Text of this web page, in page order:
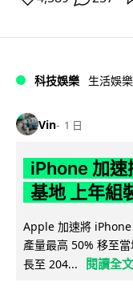
科技娛樂 生活娛樂
Vin 1 日
iPhone 加速
基地 上年組
Apple 加速將
產量最高 50% 移至
長至 204...
閱讀全文